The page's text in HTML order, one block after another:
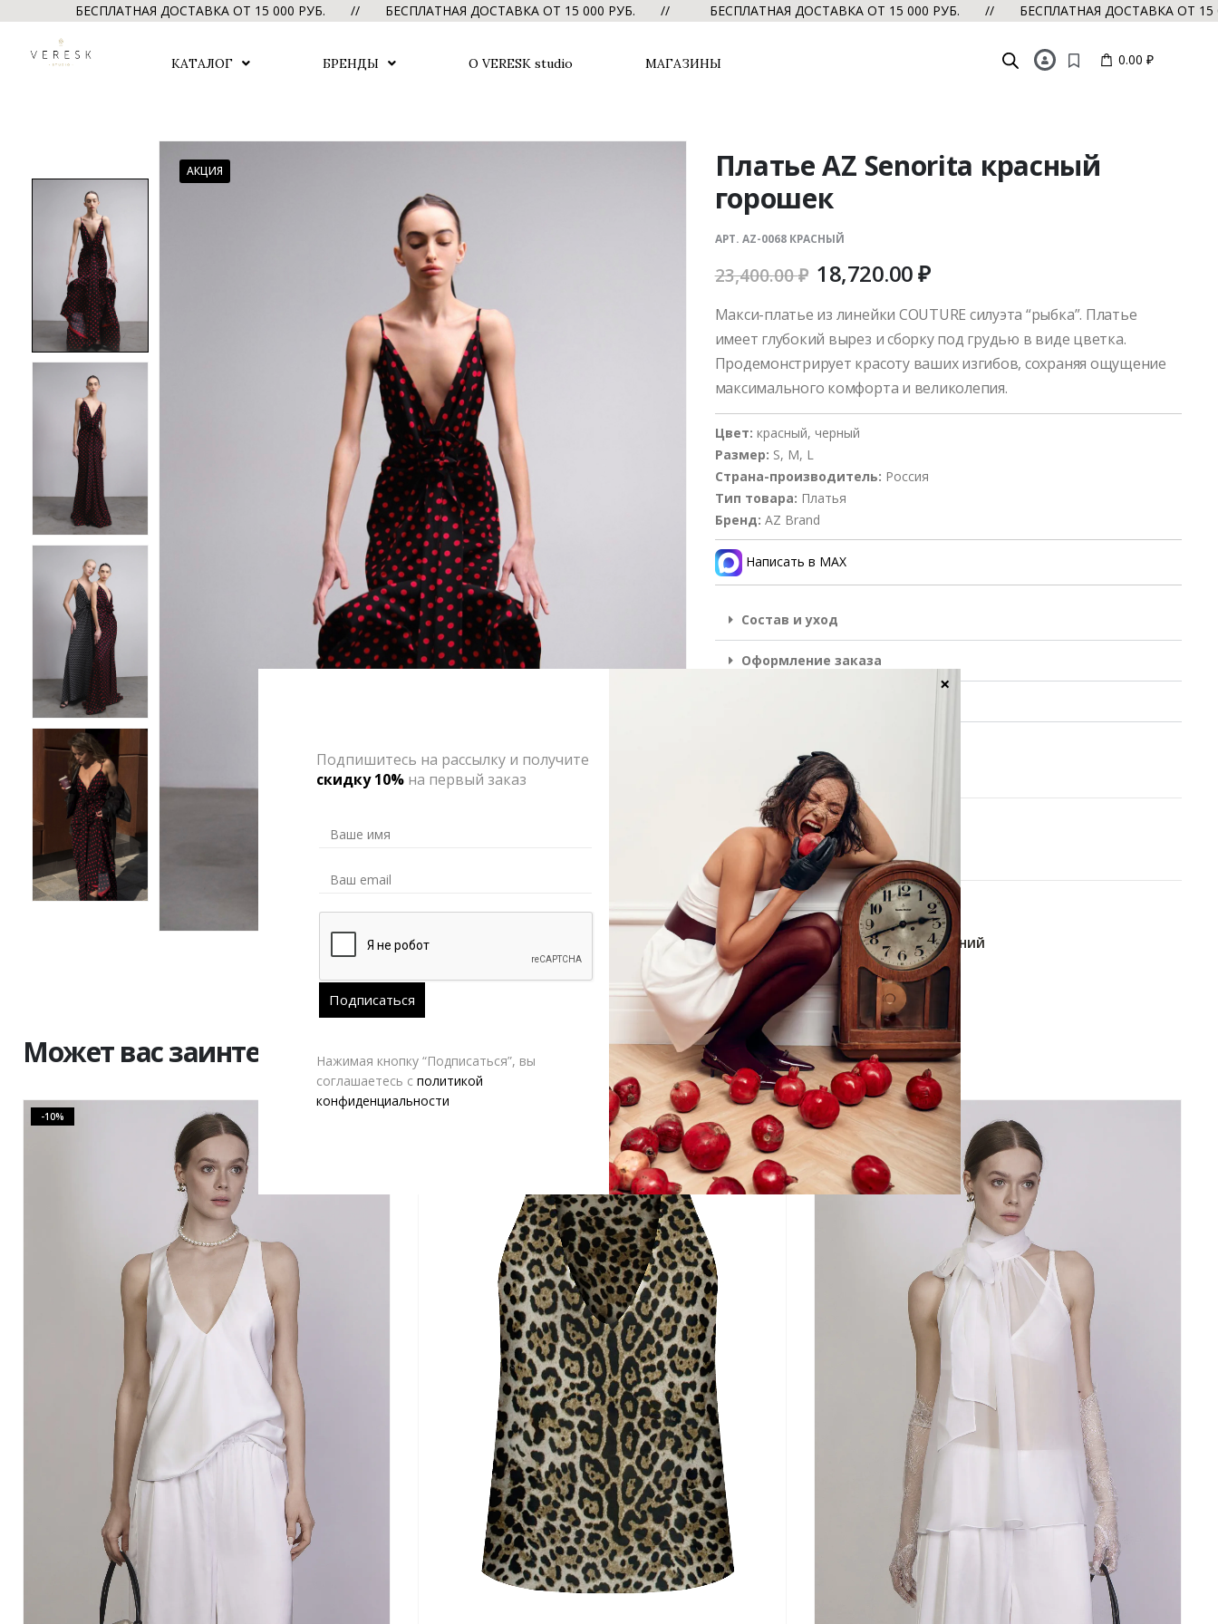
БЕСПЛАТНАЯ ДОСТАВКА ОТ 15 000 РУБ. // БЕСПЛАТНАЯ ДОСТАВКА ОТ 15 000 РУБ. // БЕСПЛАТНАЯ ДОСТАВКА ОТ 15 000 РУБ. // БЕСПЛАТНАЯ ДОСТАВКА ОТ 15
КАТАЛОГ БРЕНДЫ О VERESK studio МАГАЗИНЫ 0.00 ₽
АКЦИЯ
Платье AZ Senorita красный
горошек
АРТ. AZ-0068 КРАСНЫЙ
23,400.00₽ 18,720.00₽
Макси-платье из линейки COUTURE силуэта “рыбка”. Платье
имеет глубокий вырез и сборку под грудью в виде цветка.
Продемонстрирует красоту ваших изгибов, сохраняя ощущение
максимального комфорта и великолепия.
Цвет: красный, черный
Размер: S, M, L
Страна-производитель: Россия
Тип товара: Платья
Бренд: AZ Brand
Написать в MAX
Состав и уход
Оформление заказа
В КОРЗИНУ
AZ Brand
ДОБАВИТЬ В СПИСОК ЖЕЛАНИЙ
Может вас заинтересовать
-10% -10%
Подпишитесь на рассылку и получите
скидку 10%на первый заказ
Нажимая кнопку “Подписаться”, вы
соглашаетесь с политикой
конфиденциальности
×